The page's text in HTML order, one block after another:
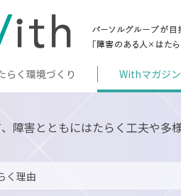
らく環境づくり Withマガジン
障害とともにはたらく工夫や多
く理由